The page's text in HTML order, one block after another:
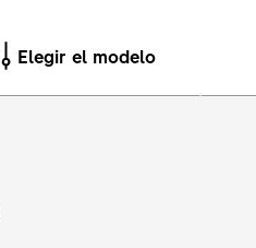
Elegir el modelo